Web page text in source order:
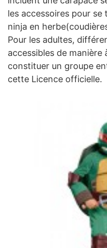
les accessoires pour
ninja en
Pour les adultes,
accessibles de
constituer un groupe
cette Licence officielle.